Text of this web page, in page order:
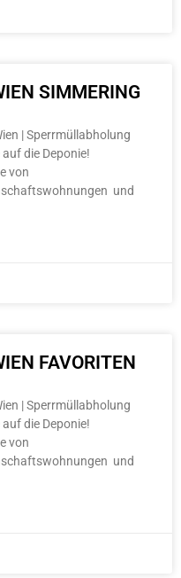
SIMMERING
| Sperrmüllabholung
die Deponie!
von
und
FAVORITEN
| Sperrmüllabholung
die Deponie!
von
und